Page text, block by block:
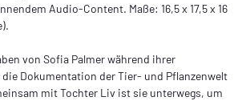
Audio-Content. Maße: 16,5 x 17,5 x 16
von Sofia Palmer während ihrer
Dokumentation der Tier- und Pflanzenwelt
mit Tochter Liv ist sie unterwegs, um